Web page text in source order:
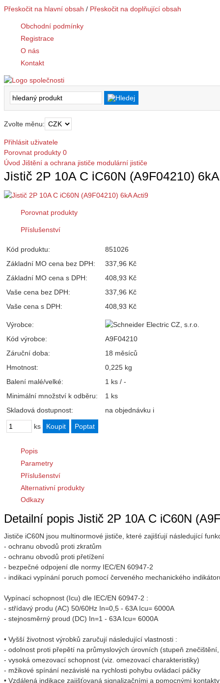
Přeskočit na hlavní obsah / Přeskočit na doplňující obsah
Obchodní podmínky
Registrace
O nás
Kontakt
Zvolte měnu:
Přihlásit uživatele
Porovnat produkty 0
Úvod Jištění a ochrana jističe modulární jističe
Jistič 2P 10A C iC60N (A9F04210)
Porovnat produkty
Příslušenství
Kód produktu:
851026
Základní MO cena bez DPH:
337,96 Kč
Základní MO cena s DPH:
408,93 Kč
Vaše cena bez DPH:
337,96 Kč
Vaše cena s DPH:
408,93 Kč
Výrobce:
Kód výrobce:
A9F04210
Záruční doba:
18 měsíců
Hmotnost:
0,225 kg
Balení malé/velké:
1 ks / -
Minimální množství k odběru:
1 ks
Skladová dostupnost:
na objednávku i
ks
Popis
Parametry
Příslušenství
Alternativní produkty
Odkazy
Detailní popis Jistič 2P 10A C iC60N
Jističe iC60N jsou multinormové jističe, které zajišťují následující
- ochranu obvodů proti zkratům
- ochranu obvodů proti přetížení
- bezpečné odpojení dle normy IEC/EN 60947-2
- indikaci vypínání poruch pomocí červeného mechanického
Vypínací schopnost (Icu) dle IEC/EN 60947-2 :
- střídavý produ (AC) 50/60Hz In=0,5 - 63A Icu= 6000A
- stejnosměrný proud (DC) In=1 - 63A Icu= 6000A
• Vyšší životnost výrobků zaručují následující vlastnosti :
- odolnost proti přepětí na průmyslových úrovních (stupeň
- vysoká omezovací schopnost (viz. omezovací charakteristiky)
- mžikové spínání nezávislé na rychlosti pohybu ovládací páčky
• Vzdálená indikace zajišťovaná signalizačními a pomocnými